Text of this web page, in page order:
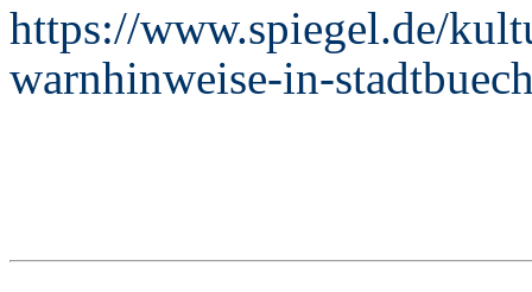
https://www.spiegel.de/
warnhinweise-in-